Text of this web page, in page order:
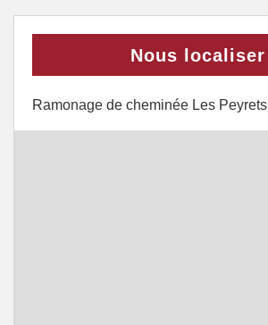
Nous localiser
Ramonage de cheminée Les Peyrets